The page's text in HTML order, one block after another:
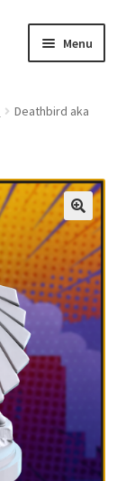
Menu
Deathbird aka